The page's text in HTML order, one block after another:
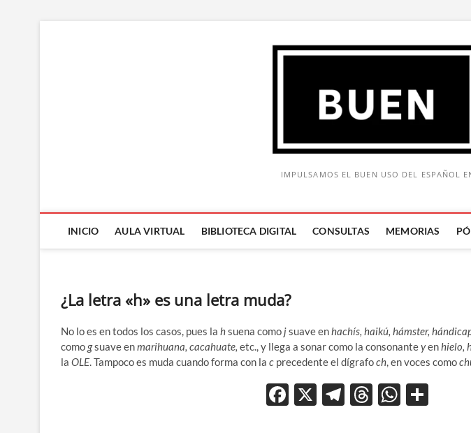
IMPULSAMOS EL BUEN USO DEL ESPAÑOL
INICIO AULA VIRTUAL BIBLIOTECA DIGITAL CONSULTAS MEMORIAS
¿La letra «h» es una letra muda?
No lo es en todos los casos, pues la hsuena como jsuave enhachís, haikú, hámster,
comogsuave enmarihuana, cacahuate, etc., y llega a sonar como la consonanteyenhielo,
la OLE. Tampoco es muda cuando forma con la c precedente el dígrafoch, en voces como
F
X T T W